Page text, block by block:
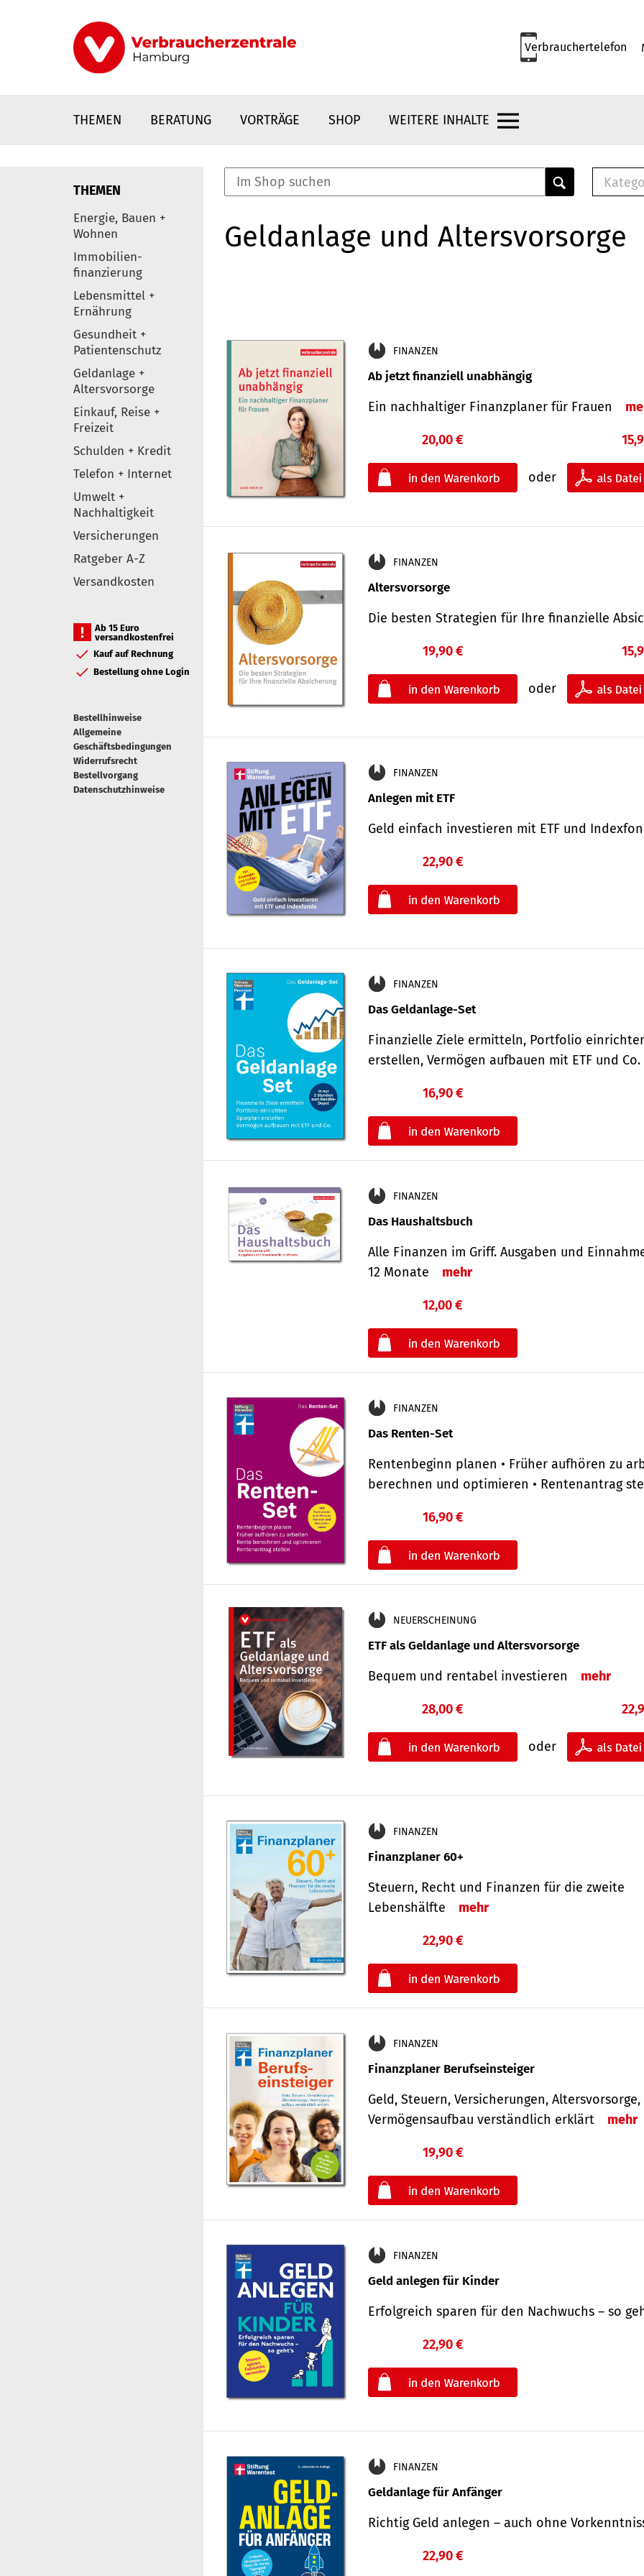
Verbrauchertelefon
THEMEN BERATUNG VORTRÄGE SHOP WEITERE INHALTE
Elemente
THEMEN
Energie, Bauen +
Wohnen
Immobilien-
finanzierung
Lebensmittel +
Ernährung
Gesundheit +
Patientenschutz
Geldanlage +
Altersvorsorge
Einkauf, Reise +
Freizeit
Schulden + Kredit
Telefon + Internet
Umwelt +
Nachhaltigkeit
Versicherungen
Ratgeber A-Z
Versandkosten
Ab 15 Euro
versandkostenfrei
Kauf auf Rechnung
Bestellung ohne Login
Bestellhinweise
Allgemeine
Geschäftsbedingungen
Widerrufsrecht
Bestellvorgang
Datenschutzhinweise
E-
Geldanlage und Altersvorsorge
FINANZEN
Ab jetzt finanziell unabhängig
Ein nachhaltiger Finanzplaner für Frauen
20,00 €
oder
FINANZEN
Altersvorsorge
Die besten Strategien für Ihre finanzielle
19,90 €
oder
FINANZEN
Anlegen mit ETF
Geld einfach investieren mit ETF und
22,90 €
FINANZEN
Das Geldanlage-Set
Finanzielle Ziele ermitteln, Portfolio
erstellen, Vermögen aufbauen mit ETF und
16,90 €
FINANZEN
Das Haushaltsbuch
Alle Finanzen im Griff. Aus­gaben und
12 Monate
mehr
12,00 €
FINANZEN
Das Renten-Set
Rentenbeginn planen • Früher aufhören zu
berechnen und optimieren • Rentenantrag
16,90 €
NEUERSCHEINUNG
ETF als Geldanlage und Altersvorsorge
Bequem und rentabel investieren mehr
28,00 €
oder
FINANZEN
Finanzplaner 60+
Steuern, Recht und Finanzen für die zweite
Lebenshälfte
mehr
22,90 €
FINANZEN
Finanzplaner Berufseinsteiger
Geld, Steuern, Versicherungen, Altersvorsorge,
Vermögensaufbau verständlich erklärt
mehr
19,90 €
FINANZEN
Geld anlegen für Kinder
Erfolgreich sparen für den Nachwuchs – so
22,90 €
FINANZEN
Geldanlage für Anfänger
Richtig Geld anlegen – auch ohne
22,90 €